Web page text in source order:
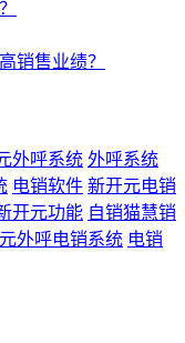
销售业绩？
外呼系统 外呼系统
电销软件 新开元电销
开元功能 自销猫慧销
外呼电销系统 电销